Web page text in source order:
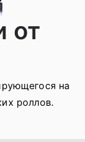
от
на
роллов.